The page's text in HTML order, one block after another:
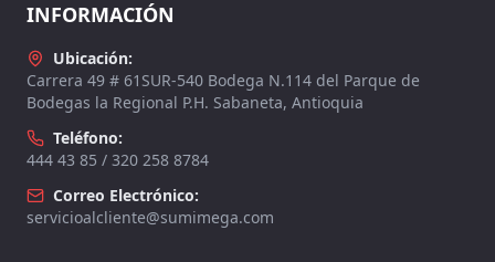
INFORMACIÓN
Ubicación:
Carrera 49 # 61SUR-540 Bodega N.114 del Parque de
Bodegas la Regional P.H. Sabaneta, Antioquia
Teléfono:
444 43 85 / 320 258 8784
Correo Electrónico:
servicioalcliente@sumimega.com